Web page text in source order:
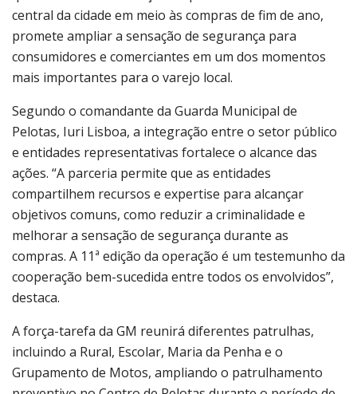
central da cidade em meio às compras de fim de ano,
promete ampliar a sensação de segurança para
consumidores e comerciantes em um dos momentos
mais importantes para o varejo local.
Segundo o comandante da Guarda Municipal de
Pelotas, Iuri Lisboa, a integração entre o setor público
e entidades representativas fortalece o alcance das
ações. “A parceria permite que as entidades
compartilhem recursos e expertise para alcançar
objetivos comuns, como reduzir a criminalidade e
melhorar a sensação de segurança durante as
compras. A 11ª edição da operação é um testemunho da
cooperação bem-sucedida entre todos os envolvidos”,
destaca.
A força-tarefa da GM reunirá diferentes patrulhas,
incluindo a Rural, Escolar, Maria da Penha e o
Grupamento de Motos, ampliando o patrulhamento